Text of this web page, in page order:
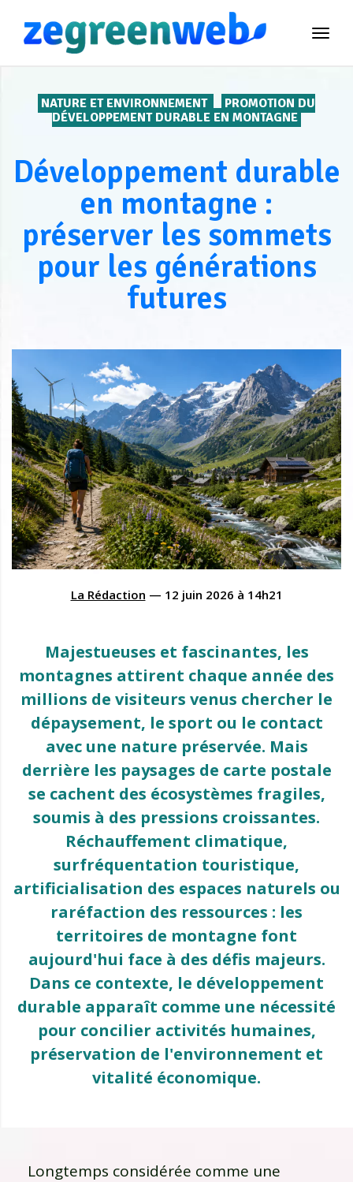
NATURE ET ENVIRONNEMENT
PROMOTION DU
DÉVELOPPEMENT DURABLE EN MONTAGNE
Développement durable
en montagne :
préserver les sommets
pour les générations
futures
La Rédaction — 12 juin 2026 à 14h21
Majestueuses et fascinantes, les
montagnes attirent chaque année des
millions de visiteurs venus chercher le
dépaysement, le sport ou le contact
avec une nature préservée. Mais
derrière les paysages de carte postale
se cachent des écosystèmes fragiles,
soumis à des pressions croissantes.
Réchauffement climatique,
surfréquentation touristique,
artificialisation des espaces naturels ou
raréfaction des ressources : les
territoires de montagne font
aujourd'hui face à des défis majeurs.
Dans ce contexte, le développement
durable apparaît comme une nécessité
pour concilier activités humaines,
préservation de l'environnement et
vitalité économique.
Longtemps considérée comme une